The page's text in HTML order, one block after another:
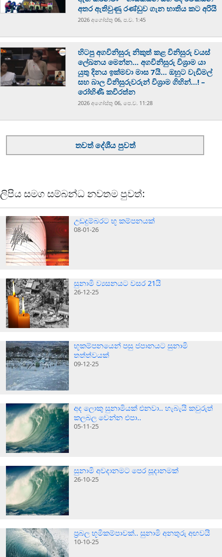
අතර ඇතිවුණු රණ්ඩුව ගැන භාතිය කට අරියි
2026 අගෝස්‍තු 06, ප.ව. 1:45
හිටපු අගවිනිසුරු නිකුත් කළ විනිසුරු වයස්
ලේඛනය මෙන්න… අගවිනිසුරු විශ්‍රාම යා
යුතු දිනය ඉක්මවා මාස 7යි… ඔහුට වැඩිමල්
සහ බාල විනිසුරුවරුන් විශ්‍රාම ගිහින්…! –
රෝහිණී කවිරත්න
2026 අගෝස්‍තු 06, පෙ.ව. 11:28
තවත් දේශීය පුවත්
ලිපිය සමග සම්බන්ධ නවතම පුවත්:
උඩදුම්බරට භූ කම්පනයක්
08-01-26
සුනාමි ව්‍යසනයට වසර 21යි
26-12-25
භූකම්පනයෙන් පසු ජපානයට සුනාමි
තත්ත්වයක්
09-12-25
අද ලොකු සුනාමියක් එනවා.. හැබැයි කවුරුත්
කලබල වෙන්න එපා..
05-11-25
සුනාමි අවදානමට පෙර සූදානමක්
26-10-25
ප්‍රබල භූමිකම්පාවක්.. සුනාමි අනතුරු අඟවයි
10-10-25